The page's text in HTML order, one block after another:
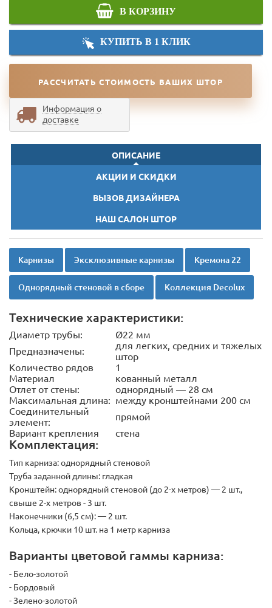
В КОРЗИНУ
КУПИТЬ В 1 КЛИК
РАССЧИТАТЬ СТОИМОСТЬ ВАШИХ ШТОР
Информация о
доставке
ОПИСАНИЕ
АКЦИИ И СКИДКИ
ВЫЗОВ ДИЗАЙНЕРА
НАШ САЛОН ШТОР
Карнизы Эксклюзивные карнизы Кремона 22
Однорядный стеновой в сборе Коллекция Decolux
Технические характеристики:
Диаметр трубы:
Ø22 мм
Предназначены:
для легких, средних и тяжелых
штор
Количество рядов
1
Материал
кованный металл
Отлет от стены:
однорядный — 28 см
Максимальная длина: между кронштейнами 200 см
Соединительный
элемент:
прямой
Вариант крепления
стена
Комплектация:
Тип карниза:однорядный стеновой
Труба заданной длины: гладкая
Кронштейн:однорядный стеновой (до 2-х метров) — 2 шт.,
свыше 2-х метров - 3 шт.
Наконечники (6,5 см):— 2 шт.
Кольца, крючки 10 шт. на 1 метр карниза
Варианты цветовой гаммы карниза:
- Бело-золотой
- Бордовый
- Зелено-золотой